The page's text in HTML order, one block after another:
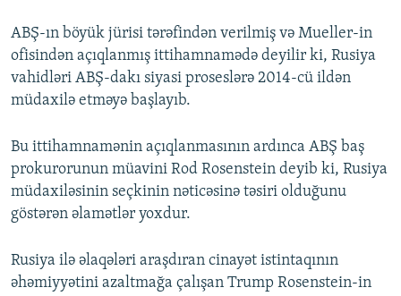
ABŞ-ın böyük jürisi tərəfindən verilmiş və Mueller-in
ofisindən açıqlanmış ittihamnamədə deyilir ki, Rusiya
vahidləri ABŞ-dakı siyasi proseslərə 2014-cü ildən
müdaxilə etməyə başlayıb.
Bu ittihamnamənin açıqlanmasının ardınca ABŞ baş
prokurorunun müavini Rod Rosenstein deyib ki, Rusiya
müdaxiləsinin seçkinin nəticəsinə təsiri olduğunu
göstərən əlamətlər yoxdur.
Rusiya ilə əlaqələri araşdıran cinayət istintaqının
əhəmiyyətini azaltmağa çalışan Trump Rosenstein-in